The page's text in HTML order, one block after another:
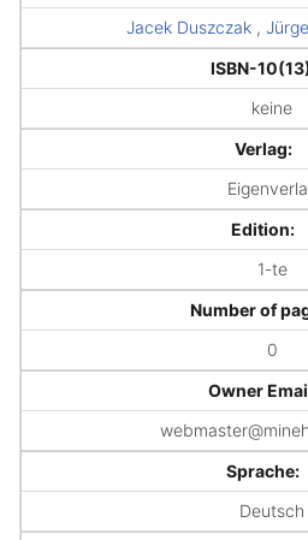
Jacek Duszczak ,
ISBN-
keine
Verlag:
Edition:
1-te
Number of
0
Owner
Sprache:
Deutsch